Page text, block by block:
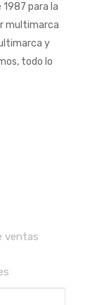
para la
multimarca
y
todo lo
ventas